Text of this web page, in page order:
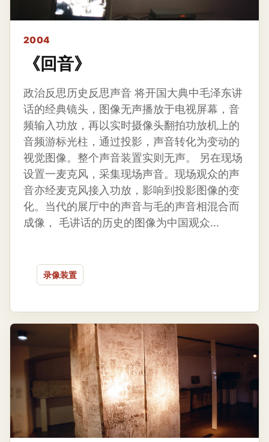
2004
《回音》
政治反思历史反思声音 将开国大典中毛泽东讲
话的经典镜头，图像无声播放于电视屏幕，音
频输入功放，再以实时摄像头翻拍功放机上的
音频游标光柱，通过投影，声音转化为变动的
视觉图像。整个声音装置实则无声。 另在现场
设置一麦克风，采集现场声音。现场观众的声
音亦经麦克风接入功放，影响到投影图像的变
化。当代的展厅中的声音与毛的声音相混合而
成像， 毛讲话的历史的图像为中国观众...
录像装置